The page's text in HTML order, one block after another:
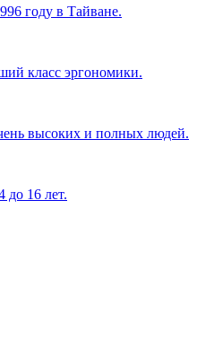
году в Тайване.
класс эргономики.
высоких и полных людей.
до 16 лет.